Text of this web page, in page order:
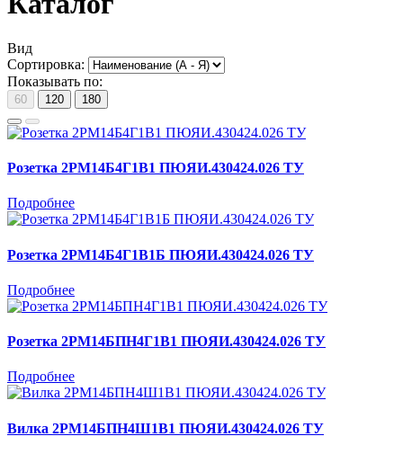
Вид
Сортировка:
Показывать по:
60 120 180
Розетка 2РМ14Б4Г1В1 ПЮЯИ.430424.026 ТУ
Подробнее
Розетка 2РМ14Б4Г1В1Б ПЮЯИ.430424.026 ТУ
Подробнее
Розетка 2РМ14БПН4Г1В1 ПЮЯИ.430424.026 ТУ
Подробнее
Вилка 2РМ14БПН4Ш1В1 ПЮЯИ.430424.026 ТУ